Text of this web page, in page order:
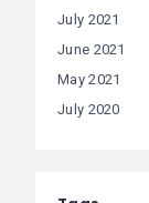
July 2021
June 2021
May 2021
July 2020